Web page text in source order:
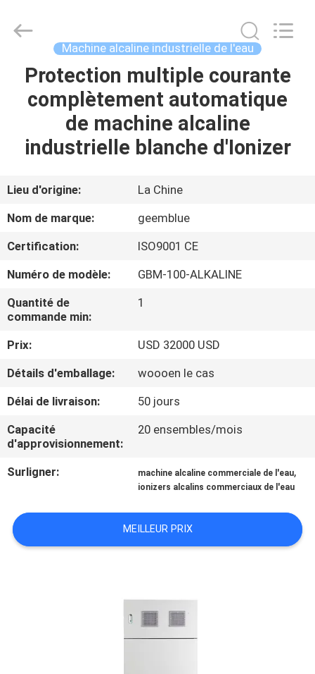
MAISON
PRODUITS
AU
DE
NOUS
VISITE
D'USINE
CONTRÔLE
DE
QUALITÉ
NOUS
Ltd..
Developed
Machine alcaline industrielle de l'eau
Protection multiple courante
complètement automatique
de machine alcaline
industrielle blanche d'Ionizer
Lieu d'origine:
La Chine
Nom de marque:
geemblue
Certification:
ISO9001 CE
Numéro de modèle:
GBM-100-ALKALINE
Quantité de
commande min:
1
Prix:
USD 32000 USD
Détails d'emballage:
woooen le cas
Délai de livraison:
50 jours
Capacité
d'approvisionnement:
20 ensembles/mois
Surligner: machine alcaline commerciale de l'eau,
ionizers alcalins commerciaux de l'eau
MEILLEUR PRIX